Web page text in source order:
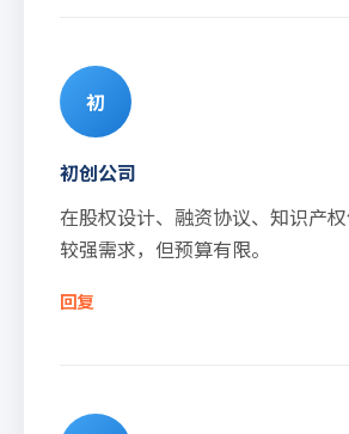
初
初创公司
在股权设计、融资协议、知识产
较强需求，但预算有限。
回复